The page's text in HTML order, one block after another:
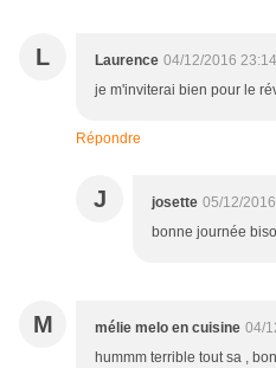
L Laurence 04/12/2016 23:14
je m'inviterai bien pour le
Répondre
J josette 05/12/
bonne journée
M mélie melo en cuisine 04/
hummm terrible tout sa ,